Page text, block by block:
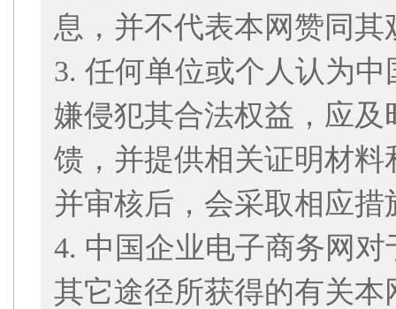
息，并不代表本网赞同
3. 任何单位或个人认为
嫌侵犯其合法权益，应
馈，并提供相关证明材
并审核后，会采取相应措
4. 中国企业电子商务网
其它途径所获得的有关